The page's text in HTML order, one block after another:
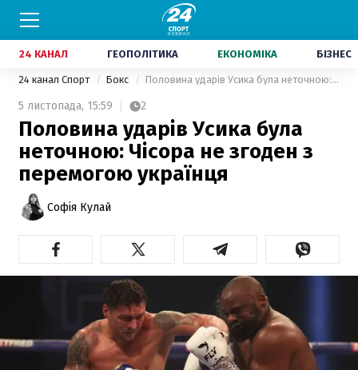
24 КАНАЛ ГЕОПОЛІТИКА ЕКОНОМІКА БІЗНЕС
24 канал Спорт Бокс Половина ударів Усика була неточною: Чісора не згоден з перемогою українця
5 листопада, 15:59 2
Половина ударів Усика була
неточною: Чісора не згоден з
перемогою українця
Софія Кулай